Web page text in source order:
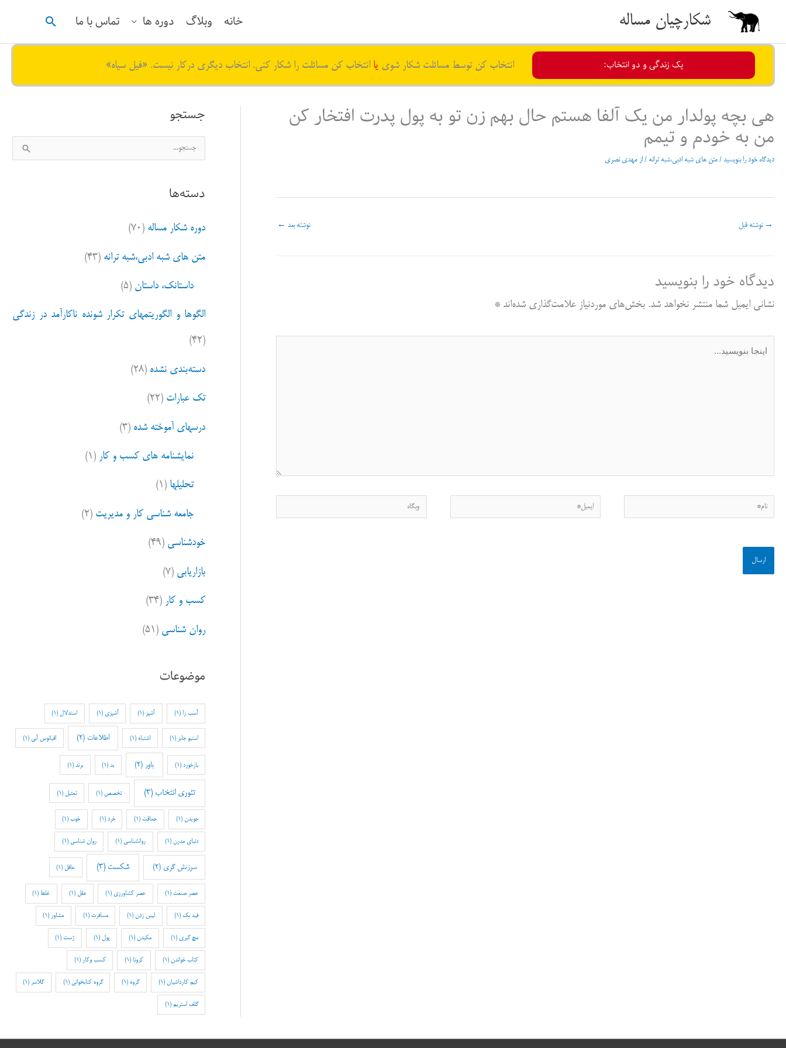
شکارچیان مساله خانه وبلاگ دوره ها تماس با ما جستجو
یک زندگی و دو انتخاب: انتخاب کن توسط مسائلت شکار شوی یا انتخاب کن مسائلت را شکار کنی. انتخاب دیگری درکار نیست. «فیل سیاه»
هی بچه پولدار من یک آلفا هستم حال بهم زن تو به پول پدرت افتخار کن
من به خودم و تیمم
دیدگاه‌ خود را بنویسید / متن های شبه ادبی،شبه ترانه / از مهدی نصری
→ نوشته قبل نوشته بعد ←
دیدگاه‌ خود را بنویسید
نشانی ایمیل شما منتشر نخواهد شد. بخش‌های موردنیاز علامت‌گذاری شده‌اند*
نام* ایمیل* وبگاه
جستجو
س
ج
ب
دسته‌ها
دوره شکار مساله (۷۰)
متن های شبه ادبی،شبه ترانه (۴۳)
داستانک، داستان (۵)
الگوها و الگوریتمهای تکرار شونده ناکارآمد در زندگی
(۴۲)
دسته‌بندی نشده (۲۸)
تک عبارات (۲۲)
درسهای آموخته شده (۳)
نمایشنامه های کسب و کار (۱)
تحلیلها (۱)
جامعه شناسی کار و مدیریت (۲)
خودشناسی (۴۹)
بازاریابی (۷)
کسب و کار (۳۴)
روان شناسی (۵۱)
موضوعات
آسب زا (1) آشپز (1) آشپزی (1) استدلال (1)
استیو جابز (1) اشتباه (1) اطلاعات (2) اقیانوس آبی (1)
بازخورد (1) باور (2) بد(1) برند (1)
تئوری انتخاب (3) تخصص (1) تمثیل (1)
جویدن (1) حماقت(1) خرد (1) خوب(1)
دنیای مدرن (1) روانشناسی (1) روان شناسی (1)
سرزنش گری (2) شکست (3) عاقل (1)
عصر صنعت (1) عصر کشاورزی(1) عقل (1) غلط (1)
فید بک (1) لیس زدن (1) مسافرت (1) مشاور (1)
مچ گیری (1) مکیدن (1) پول (1) ژست(1)
کتاب خواندن (1) کرونا (1) کسب وکار (1)
کیم کارداشیان (1) گروه (1) گروه کتابخوانی (1) گلاسر (1)
گلف استریم (1)